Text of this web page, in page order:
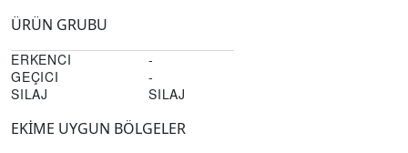
ÜRÜN GRUBU
ERKENCI
-
GEÇICI
-
SILAJ
SILAJ
EKİME UYGUN BÖLGELER